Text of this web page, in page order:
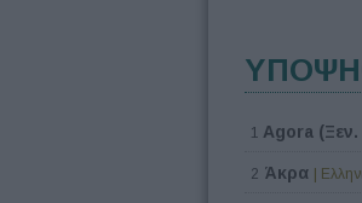
1 Agora
2 Άκρα |